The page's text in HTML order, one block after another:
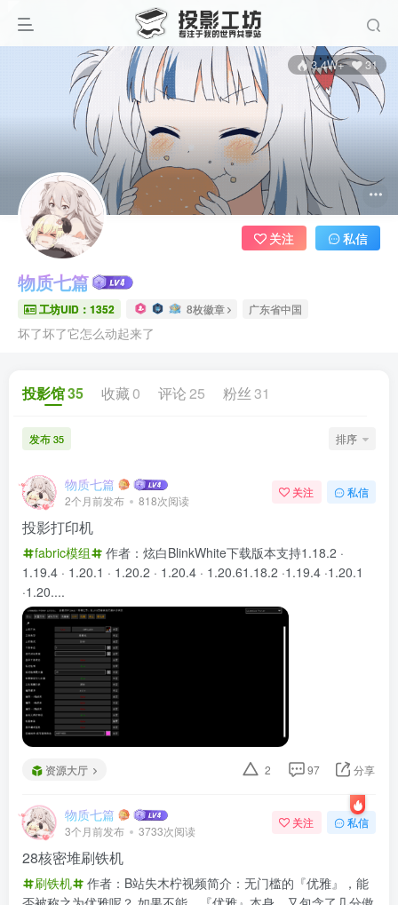
3.4W+ 31
物质七篇
工坊UID：1352 8枚徽章 广东省中国
坏了坏了它怎么动起来了
关注 私信
投影馆35 收藏 0 评论 25 粉丝 31
发布 35 排序
物质七篇
2个月前发布 818次阅读
关注 私信
投影打印机
fabric模组
作者：炫白BlinkWhite下载版本支持1.18.2 ·
1.19.4 · 1.20.1 · 1.20.2 · 1.20.4 · 1.20.61.18.2 ·1.19.4 ·1.20.1
·1.20....
资源大厅 2 97 分享
物质七篇
3个月前发布 3733次阅读
关注 私信
28核密堆刷铁机
刷铁机
作者：B站失木柠视频简介：无门槛的『优雅』，能